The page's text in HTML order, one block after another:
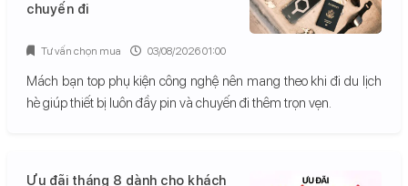
chuyến đi
Mách bạn top phụ kiện công nghệ nên mang theo khi đi du lịch
hè giúp thiết bị luôn đầy pin và chuyến đi thêm trọn vẹn.
Tư vấn chọn mua 03/08/2026 01:00
Ưu đãi tháng 8 dành cho khách